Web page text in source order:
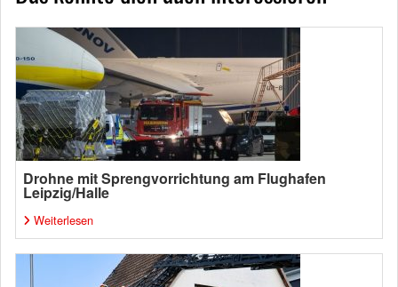
Drohne mit Sprengvorrichtung am Flughafen
Leipzig/Halle
Weiterlesen